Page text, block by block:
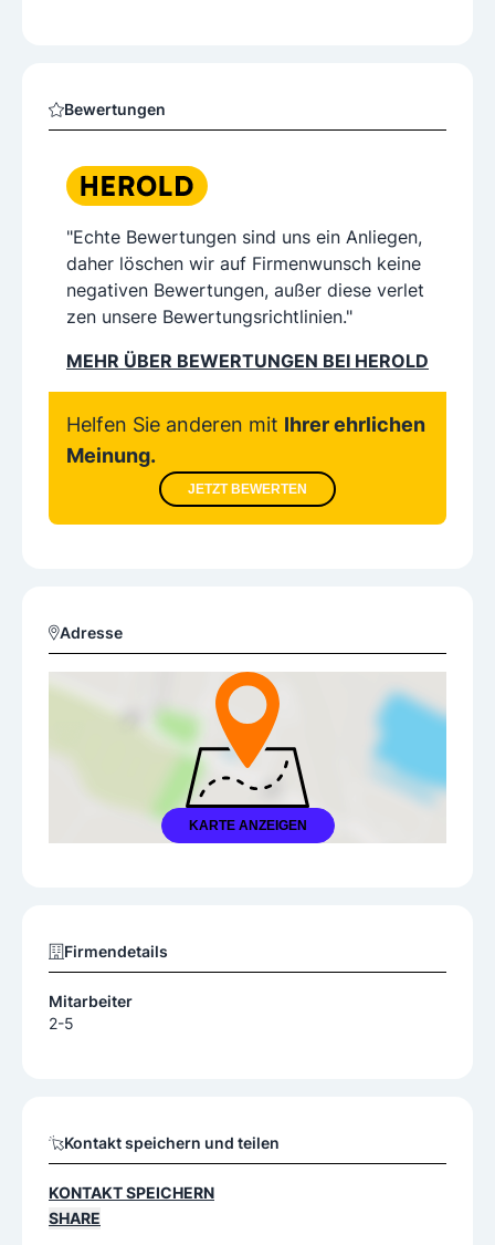
Bewertungen
"Echte Bewertungen sind uns ein Anliegen,
daher löschen wir auf Firmenwunsch keine
negativen Bewertungen, außer diese verlet
zen unsere Bewertungsrichtlinien."
MEHR ÜBER BEWERTUNGEN BEI HEROLD
Helfen Sie anderen mit Ihrer ehrlichen
Meinung.
JETZT BEWERTEN
Adresse
KARTE ANZEIGEN
Firmendetails
Mitarbeiter
2-5
Kontakt speichern und teilen
KONTAKT SPEICHERN
SHARE